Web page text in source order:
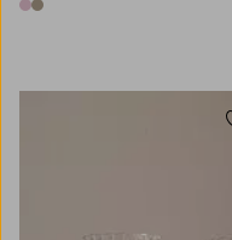
2 Farben